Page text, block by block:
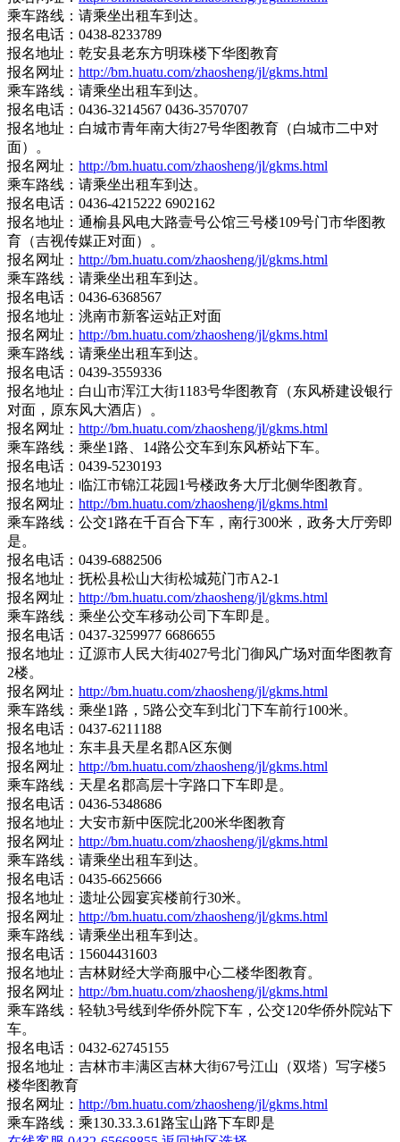
乘车路线：请乘坐出租车到达。
报名电话：0438-8233789
报名地址：乾安县老东方明珠楼下华图教育
报名网址： http://bm.huatu.com/zhaosheng/jl/gkms.html
乘车路线：请乘坐出租车到达。
报名电话：0436-3214567 0436-3570707
报名地址：白城市青年南大街27号华图教育（白城市二中对
面）。
报名网址： http://bm.huatu.com/zhaosheng/jl/gkms.html
乘车路线：请乘坐出租车到达。
报名电话：0436-4215222 6902162
报名地址：通榆县风电大路壹号公馆三号楼109号门市华图教
育（吉视传媒正对面）。
报名网址： http://bm.huatu.com/zhaosheng/jl/gkms.html
乘车路线：请乘坐出租车到达。
报名电话：0436-6368567
报名地址：洮南市新客运站正对面
报名网址： http://bm.huatu.com/zhaosheng/jl/gkms.html
乘车路线：请乘坐出租车到达。
报名电话：0439-3559336
报名地址：白山市浑江大街1183号华图教育（东风桥建设银行
对面，原东风大酒店）。
报名网址： http://bm.huatu.com/zhaosheng/jl/gkms.html
乘车路线：乘坐1路、14路公交车到东风桥站下车。
报名电话：0439-5230193
报名地址：临江市锦江花园1号楼政务大厅北侧华图教育。
报名网址： http://bm.huatu.com/zhaosheng/jl/gkms.html
乘车路线：公交1路在千百合下车，南行300米，政务大厅旁即
是。
报名电话：0439-6882506
报名地址：抚松县松山大街松城苑门市A2-1
报名网址： http://bm.huatu.com/zhaosheng/jl/gkms.html
乘车路线：乘坐公交车移动公司下车即是。
报名电话：0437-3259977 6686655
报名地址：辽源市人民大街4027号北门御风广场对面华图教育
2楼。
报名网址： http://bm.huatu.com/zhaosheng/jl/gkms.html
乘车路线：乘坐1路，5路公交车到北门下车前行100米。
报名电话：0437-6211188
报名地址：东丰县天星名郡A区东侧
报名网址： http://bm.huatu.com/zhaosheng/jl/gkms.html
乘车路线：天星名郡高层十字路口下车即是。
报名电话：0436-5348686
报名地址：大安市新中医院北200米华图教育
报名网址： http://bm.huatu.com/zhaosheng/jl/gkms.html
乘车路线：请乘坐出租车到达。
报名电话：0435-6625666
报名地址：遗址公园宴宾楼前行30米。
报名网址： http://bm.huatu.com/zhaosheng/jl/gkms.html
乘车路线：请乘坐出租车到达。
报名电话：15604431603
报名地址：吉林财经大学商服中心二楼华图教育。
报名网址： http://bm.huatu.com/zhaosheng/jl/gkms.html
乘车路线：轻轨3号线到华侨外院下车，公交120华侨外院站下
车。
报名电话：0432-62745155
报名地址：吉林市丰满区吉林大街67号江山（双塔）写字楼5
楼华图教育
报名网址： http://bm.huatu.com/zhaosheng/jl/gkms.html
乘车路线：乘130.33.3.61路宝山路下车即是